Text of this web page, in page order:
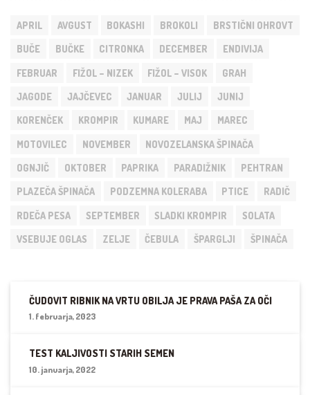
APRIL AVGUST BOKASHI BROKOLI BRSTIČNI OHROVT
BUČE BUČKE CITRONKA DECEMBER ENDIVIJA
FEBRUAR FIŽOL – NIZEK FIŽOL – VISOK GRAH
JAGODE JAJČEVEC JANUAR JULIJ JUNIJ
KORENČEK KROMPIR KUMARE MAJ MAREC
MOTOVILEC NOVEMBER NOVOZELANSKA ŠPINAČA
OGNJIČ OKTOBER PAPRIKA PARADIŽNIK PEHTRAN
PLAZEČA ŠPINAČA PODZEMNA KOLERABA PTICE RADIČ
RDEČA PESA SEPTEMBER SLADKI KROMPIR SOLATA
VSEBUJE OGLAS ZELJE ČEBULA ŠPARGLJI ŠPINAČA
ČUDOVIT RIBNIK NA VRTU OBILJA JE PRAVA PAŠA ZA OČI
1. februarja, 2023
TEST KALJIVOSTI STARIH SEMEN
10. januarja, 2022